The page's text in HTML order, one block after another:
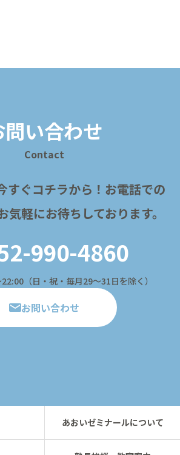
問い合わせ
Contact
すぐコチラから！ お電話での
気軽にお待ちしております。
990-4860
（日・祝・毎月29～31日を除く）
お問い合わせ
あおいゼミナールについて